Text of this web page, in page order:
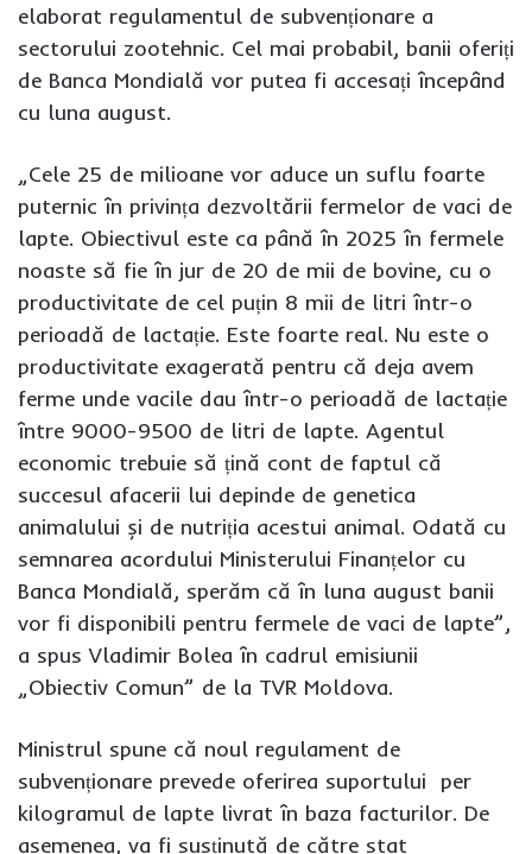
elaborat regulamentul de subvenționare a
sectorului zootehnic. Cel mai probabil, banii oferiți
de Banca Mondială vor putea fi accesați începând
cu luna august.
„Cele 25 de milioane vor aduce un suflu foarte
puternic în privința dezvoltării fermelor de vaci de
lapte. Obiectivul este ca până în 2025 în fermele
noaste să fie în jur de 20 de mii de bovine, cu o
productivitate de cel puțin 8 mii de litri într-o
perioadă de lactație. Este foarte real. Nu este o
productivitate exagerată pentru că deja avem
ferme unde vacile dau într-o perioadă de lactație
între 9000-9500 de litri de lapte. Agentul
economic trebuie să țină cont de faptul că
succesul afacerii lui depinde de genetica
animalului și de nutriția acestui animal. Odată cu
semnarea acordului Ministerului Finanțelor cu
Banca Mondială, sperăm că în luna august banii
vor fi disponibili pentru fermele de vaci de lapte”,
a spus Vladimir Bolea în cadrul emisiunii
„Obiectiv Comun” de la TVR Moldova.
Ministrul spune că noul regulament de
subvenționare prevede oferirea suportului per
kilogramul de lapte livrat în baza facturilor. De
asemenea, va fi susținută de către stat